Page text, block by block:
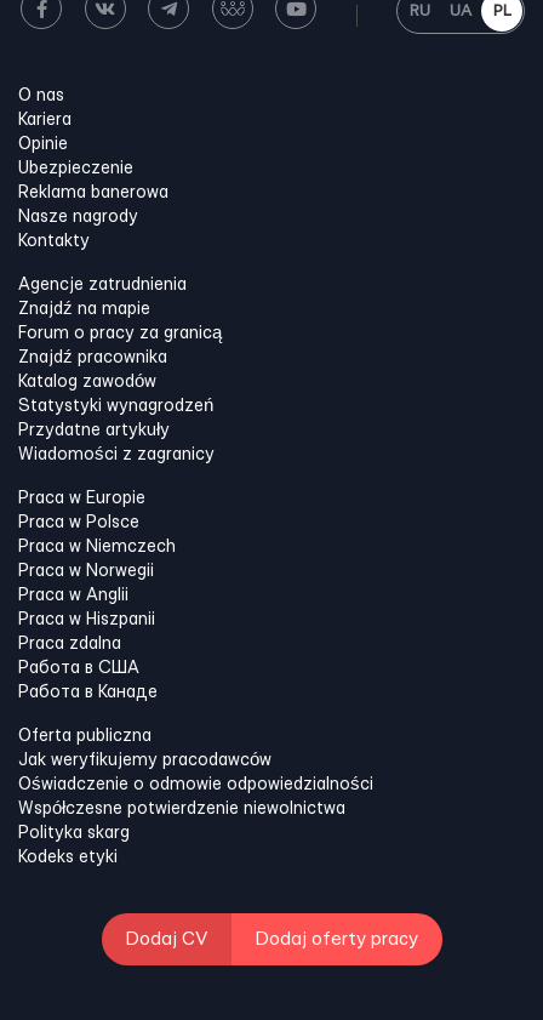
RU UA PL
O nas
Kariera
Opinie
Ubezpieczenie
Reklama banerowa
Nasze nagrody
Kontakty
Agencje zatrudnienia
Znajdź na mapie
Forum o pracy za granicą
Znajdź pracownika
Katalog zawodów
Statystyki wynagrodzeń
Przydatne artykuły
Wiadomości z zagranicy
Praca w Europie
Praca w Polsce
Praca w Niemczech
Praca w Norwegii
Praca w Anglii
Praca w Hiszpanii
Praca zdalna
Работа в США
Работа в Канадe
Oferta publiczna
Jak weryfikujemy pracodawców
Oświadczenie o odmowie odpowiedzialności
Współczesne potwierdzenie niewolnictwa
Polityka skarg
Kodeks etyki
Dodaj CV Dodaj oferty pracy